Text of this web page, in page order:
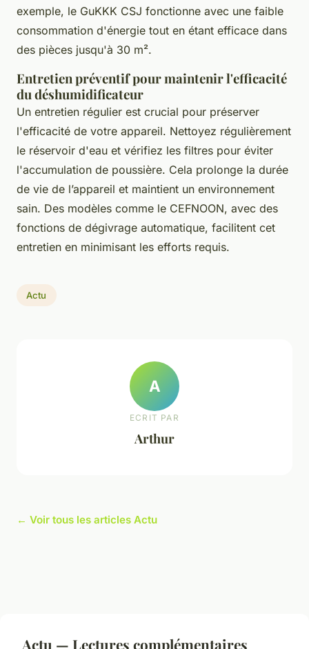
exemple, le GuKKK CSJ fonctionne avec une faible
consommation d'énergie tout en étant efficace dans
des pièces jusqu'à 30 m².
Entretien préventif pour maintenir l'efficacité
du déshumidificateur
Un entretien régulier est crucial pour préserver
l'efficacité de votre appareil. Nettoyez régulièrement
le réservoir d'eau et vérifiez les filtres pour éviter
l'accumulation de poussière. Cela prolonge la durée
de vie de l’appareil et maintient un environnement
sain. Des modèles comme le CEFNOON, avec des
fonctions de dégivrage automatique, facilitent cet
entretien en minimisant les efforts requis.
Actu
A
ECRIT PAR
Arthur
← Voir tous les articles Actu
Actu — Lectures complémentaires